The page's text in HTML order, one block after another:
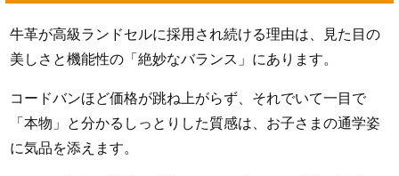
牛革が高級ランドセルに採用され続ける理由は、見た目の
美しさと機能性の「絶妙なバランス」にあります。
コードバンほど価格が跳ね上がらず、それでいて一目で
「本物」と分かるしっとりした質感は、お子さまの通学姿
に気品を添えます。